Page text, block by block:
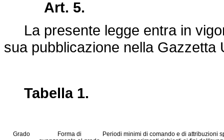
Art. 5.
La presente legge entra in
sua pubblicazione nella Gazzetta
Tabella 1.
Grado
Forma di
Periodi minimi di comando e di attribuzioni